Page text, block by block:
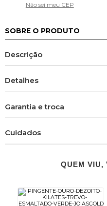
Não sei meu CEP
SOBRE O PRODUTO
Descrição
Detalhes
Garantia e troca
Cuidados
QUEM VIU,